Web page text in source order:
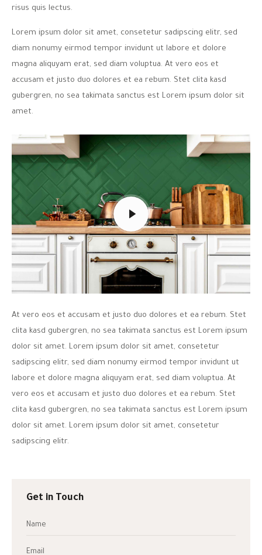
risus quis lectus.
Lorem ipsum dolor sit amet, consetetur sadipscing elitr, sed
diam nonumy eirmod tempor invidunt ut labore et dolore
magna aliquyam erat, sed diam voluptua. At vero eos et
accusam et justo duo dolores et ea rebum. Stet clita kasd
gubergren, no sea takimata sanctus est Lorem ipsum dolor sit
amet.
At vero eos et accusam et justo duo dolores et ea rebum. Stet
clita kasd gubergren, no sea takimata sanctus est Lorem ipsum
dolor sit amet. Lorem ipsum dolor sit amet, consetetur
sadipscing elitr, sed diam nonumy eirmod tempor invidunt ut
labore et dolore magna aliquyam erat, sed diam voluptua. At
vero eos et accusam et justo duo dolores et ea rebum. Stet
clita kasd gubergren, no sea takimata sanctus est Lorem ipsum
dolor sit amet. Lorem ipsum dolor sit amet, consetetur
sadipscing elitr.
Get in Touch